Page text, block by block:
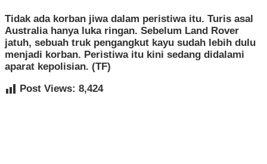
Tidak ada korban jiwa dalam peristiwa itu. Turis asal
Australia hanya luka ringan. Sebelum Land Rover
jatuh, sebuah truk pengangkut kayu sudah lebih dulu
menjadi korban. Peristiwa itu kini sedang didalami
aparat kepolisian. (TF)
Post Views: 8,424